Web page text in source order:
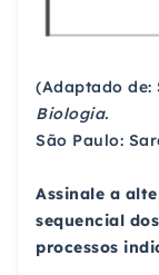
(Adaptado de:
Biologia.
São Paulo:
Assinale a
sequencial
processos